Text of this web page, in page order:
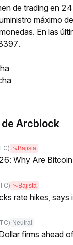
de trading en
máximo
En las
Arcblock
Bajista
Why Are
Bajista
rate hikes,
Neutral
firms ahead